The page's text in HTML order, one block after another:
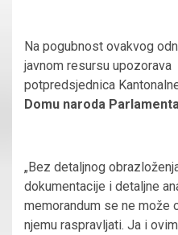
Na pogubnost ovakvog
javnom resursu upozorava
potpredsjednica
Domu naroda
„Bez detaljnog
dokumentacije i detaljne
memorandum se ne može
njemu raspravljati. Ja i